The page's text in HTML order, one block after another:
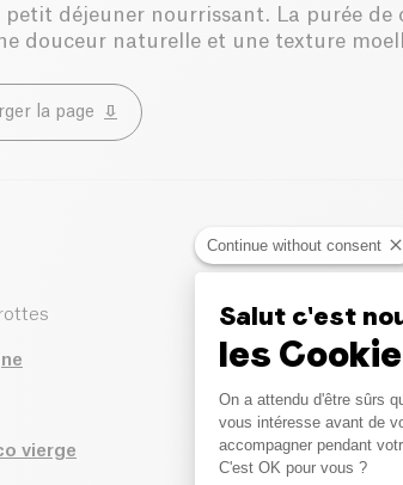
déjeuner nourrissant. La purée de
douceur naturelle et une texture
la page
vierge
Continue without consent
Salut c'est
les
Consent
On a attendu d'être sûrs
vous intéresse avant de
accompagner pendant
C'est OK pour vous ?